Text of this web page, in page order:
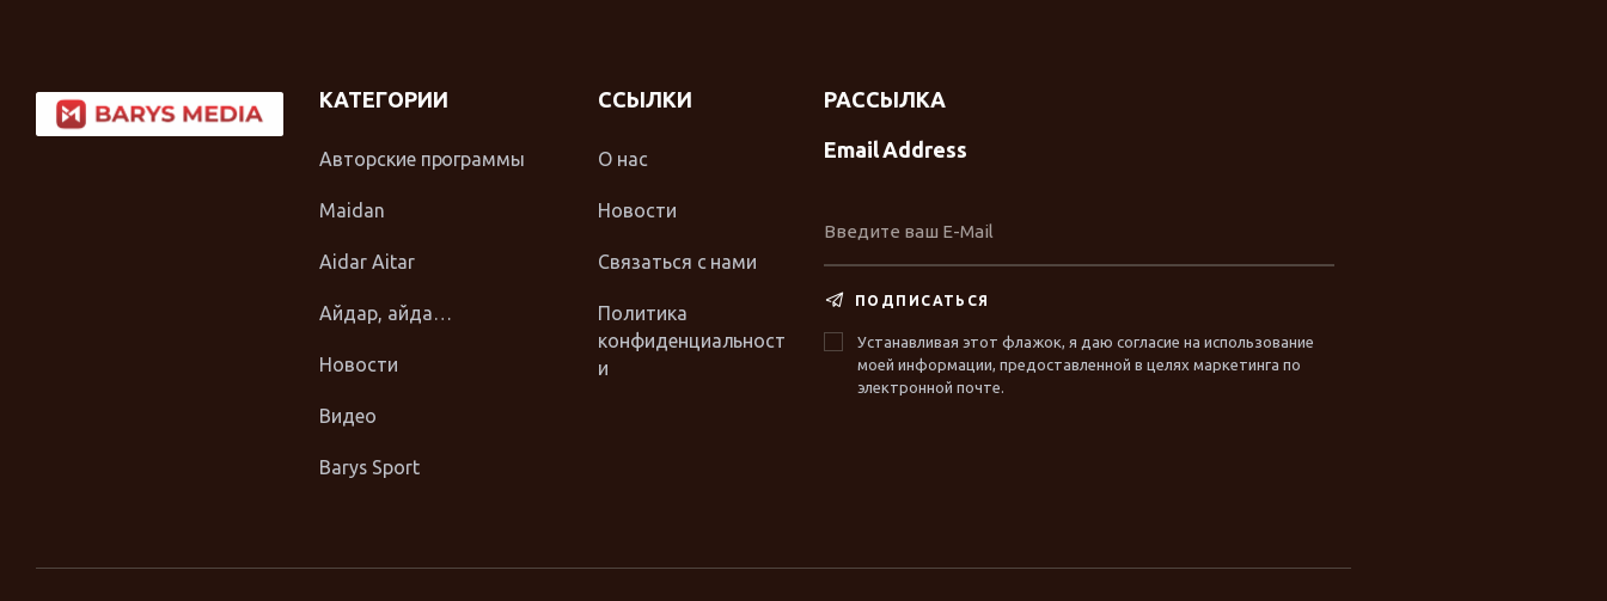
КАТЕГОРИИ
Авторские программы
Maidan
Aidar Aitar
Айдар, айда…
Новости
Видео
Barys Sport
ССЫЛКИ
О нас
Новости
Связаться с нами
Политика
конфиденциальност
и
РАССЫЛКА
Email Address
ПОДПИСАТЬСЯ
Устанавливая этот флажок, я даю согласие на использование
моей информации, предоставленной в целях маркетинга по
электронной почте.